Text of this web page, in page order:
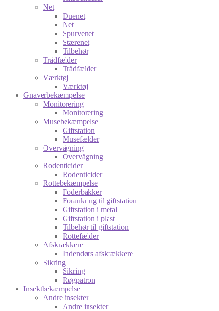
Net
Duenet
Net
Spurvenet
Stærenet
Tilbehør
Trådfælder
Trådfælder
Værktøj
Værktøj
Gnaverbekæmpelse
Monitorering
Monitorering
Musebekæmpelse
Giftstation
Musefælder
Overvågning
Overvågning
Rodenticider
Rodenticider
Rottebekæmpelse
Foderbakker
Forankring til giftstation
Giftstation i metal
Giftstation i plast
Tilbehør til giftstation
Rottefælder
Afskrækkere
Indendørs afskrækkere
Sikring
Sikring
Røgpatron
Insektbekæmpelse
Andre insekter
Andre insekter